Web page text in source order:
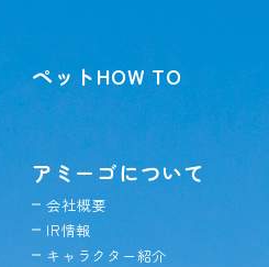
ペットHOW TO
アミーゴについて
会社概要
IR情報
キャラクター紹介